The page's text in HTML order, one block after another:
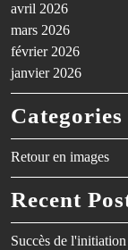
avril 2026
mars 2026
février 2026
janvier 2026
Categories
Retour en images
Recent
Succès de